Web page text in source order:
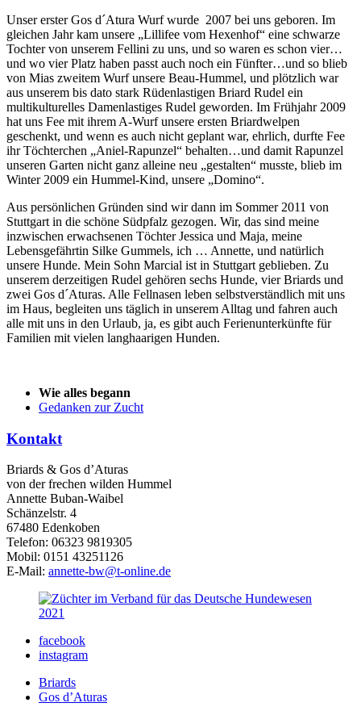
Unser erster Gos d´Atura Wurf wurde 2007 bei uns geboren. Im
gleichen Jahr kam unsere „Lillifee vom Hexenhof“ eine schwarze
Tochter von unserem Fellini zu uns, und so waren es schon vier…
und wo vier Platz haben passt auch noch ein Fünfter…und so blieb
von Mias zweitem Wurf unsere Beau-Hummel, und plötzlich war
aus unserem bis dato stark Rüdenlastigen Briard Rudel ein
multikulturelles Damenlastiges Rudel geworden. Im Frühjahr 2009
hat uns Fee mit ihrem A-Wurf unsere ersten Briardwelpen
geschenkt, und wenn es auch nicht geplant war, ehrlich, durfte Fee
ihr Töchterchen „Aniel-Rapunzel“ behalten…und damit Rapunzel
unseren Garten nicht ganz alleine neu „gestalten“ musste, blieb im
Winter 2009 ein Hummel-Kind, unsere „Domino“.
Aus persönlichen Gründen sind wir dann im Sommer 2011 von
Stuttgart in die schöne Südpfalz gezogen. Wir, das sind meine
inzwischen erwachsenen Töchter Jessica und Maja, meine
Lebensgefährtin Silke Gummels, ich … Annette, und natürlich
unsere Hunde. Mein Sohn Marcial ist in Stuttgart geblieben. Zu
unserem derzeitigen Rudel gehören sechs Hunde, vier Briards und
zwei Gos d´Aturas. Alle Fellnasen leben selbstverständlich mit uns
im Haus, begleiten uns täglich in unserem Alltag und fahren auch
alle mit uns in den Urlaub, ja, es gibt auch Ferienunterkünfte für
Familien mit vielen langhaarigen Hunden.
Wie alles begann
Gedanken zur Zucht
Kontakt
Briards & Gos d’Aturas
von der frechen wilden Hummel
Annette Buban-Waibel
Schänzelstr. 4
67480 Edenkoben
Telefon: 06323 9819305
Mobil: 0151 43251126
E-Mail: annette-bw@t-online.de
facebook
instagram
Briards
Gos d’Aturas